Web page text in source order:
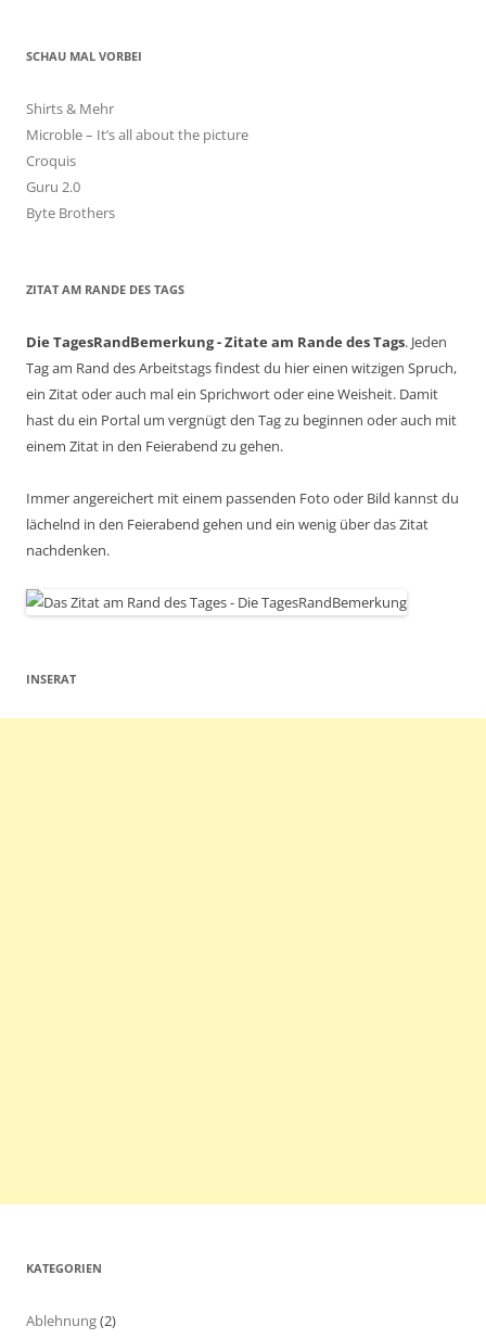
SCHAU MAL VORBEI
Shirts & Mehr
Microble – It’s all about the picture
Croquis
Guru 2.0
Byte Brothers
ZITAT AM RANDE DES TAGS
Die TagesRandBemerkung - Zitate am Rande des Tags. Jeden
Tag am Rand des Arbeitstags findest du hier einen witzigen Spruch,
ein Zitat oder auch mal ein Sprichwort oder eine Weisheit. Damit
hast du ein Portal um vergnügt den Tag zu beginnen oder auch mit
einem Zitat in den Feierabend zu gehen.
Immer angereichert mit einem passenden Foto oder Bild kannst du
lächelnd in den Feierabend gehen und ein wenig über das Zitat
nachdenken.
INSERAT
KATEGORIEN
Ablehnung(2)